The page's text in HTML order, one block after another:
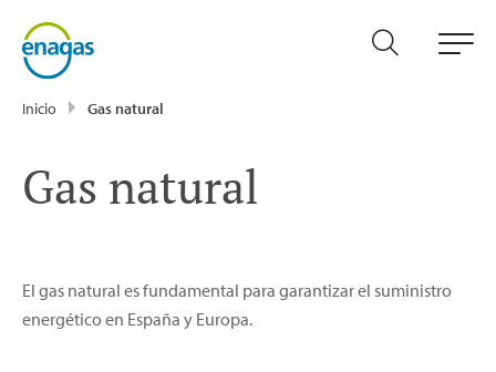
Inicio Gas natural
Gas natural
El gas natural es fundamental para garantizar el suministro
energético en España y Europa.